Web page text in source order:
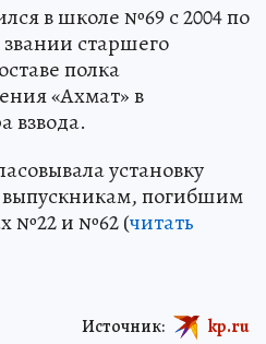
в школе №69 с 2004 по
звании старшего
полка
«Ахмат» в
взвода.
установку
погибшим
№22 и №62 (читать
Источник: kp.ru